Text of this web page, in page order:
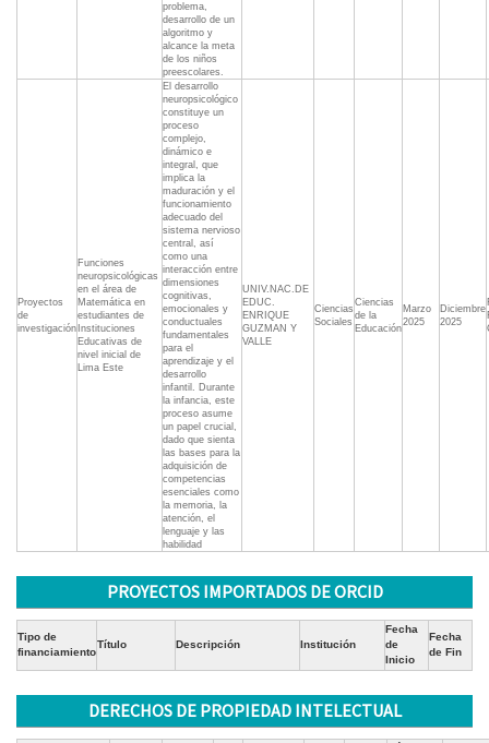
problema,
desarrollo de un
algoritmo y
alcance la meta
de los niños
preescolares.
Proyectos
de
investigación
Funciones
neuropsicológicas
en el área de
Matemática en
estudiantes de
Instituciones
Educativas de
nivel inicial de
Lima Este
El desarrollo
neuropsicológico
constituye un
proceso
complejo,
dinámico e
integral, que
implica la
maduración y el
funcionamiento
adecuado del
sistema nervioso
central, así
como una
interacción entre
dimensiones
cognitivas,
emocionales y
conductuales
fundamentales
para el
aprendizaje y el
desarrollo
infantil. Durante
la infancia, este
proceso asume
un papel crucial,
dado que sienta
las bases para la
adquisición de
competencias
esenciales como
la memoria, la
atención, el
lenguaje y las
habilidad
UNIV.NAC.DE
EDUC.
ENRIQUE
GUZMAN Y
VALLE
Ciencias
Sociales
Ciencias
de la
Educación
Marzo
2025
Diciembre
2025
PROYECTOS IMPORTADOS DE ORCID
Tipo de
financiamiento
Título Descripción Institución
Fecha
de
Inicio
Fecha
de Fin
DERECHOS DE PROPIEDAD INTELECTUAL